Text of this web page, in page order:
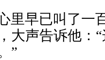
里早已叫了一
大声告诉他：
”